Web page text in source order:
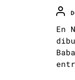
En